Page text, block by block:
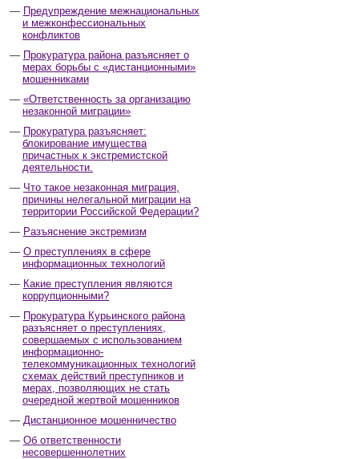
Предупреждение межнациональных
и межконфессиональных
конфликтов
Прокуратура района разъясняет о
мерах борьбы с «дистанционными»
мошенниками
«Ответственность за организацию
незаконной миграции»
Прокуратура разъясняет:
блокирование имущества
причастных к экстремистской
деятельности.
Что такое незаконная миграция,
причины нелегальной миграции на
территории Российской Федерации?
Разъяснение экстремизм
О преступлениях в сфере
информационных технологий
Какие преступления являются
коррупционными?
Прокуратура Курьинского района
разъясняет о преступлениях,
совершаемых с использованием
информационно-
телекоммуникационных технологий
схемах действий преступников и
мерах, позволяющих не стать
очередной жертвой мошенников
Дистанционное мошенничество
Об ответственности
несовершеннолетних